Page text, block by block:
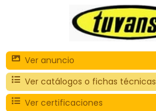
Ver anuncio
Ver catálogos o fichas técnicas
Ver certificaciones